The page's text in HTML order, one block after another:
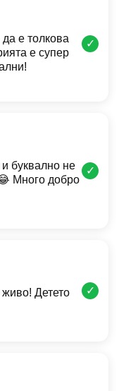
е толкова
е супер
✓
буквално не
Много добро
✓
Детето
✓